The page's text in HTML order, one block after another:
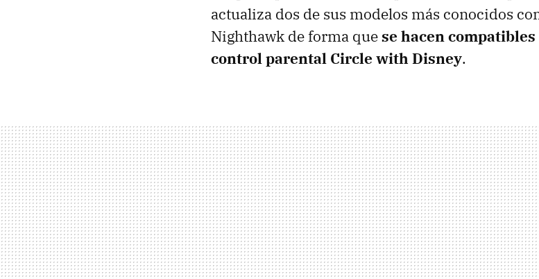
actualiza dos de sus modelos más conocidos
Nighthawk de forma quese hacen
control parental Circle with Disney.